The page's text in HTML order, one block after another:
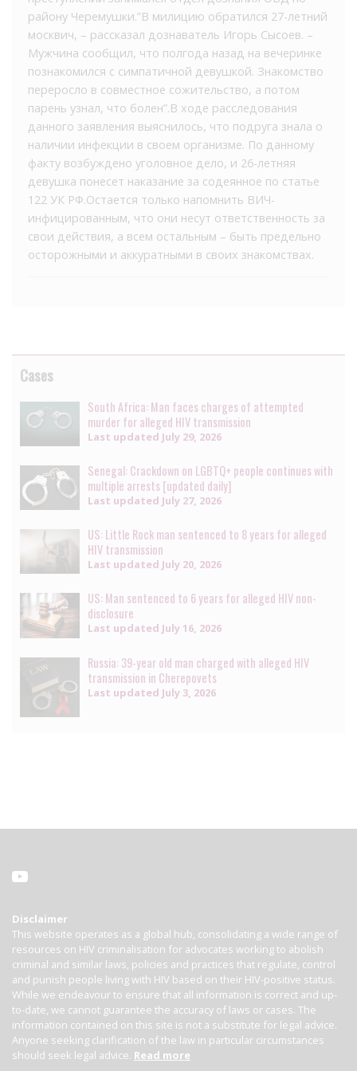
району Черемушки.”В милицию обратился 27-летний
москвич, – рассказал дознаватель Игорь Сысоев. –
Мужчина сообщил, что полгода назад на вечеринке
познакомился с симпатичной девушкой. Знакомство
переросло в совместное сожительство, а потом
парень узнал, что болен”.В ходе расследования
данного заявления выяснилось, что подруга знала о
наличии инфекции в своем организме. По данному
факту возбуждено уголовное дело, и 26-летняя
девушка понесет наказание за содеянное по статье
122 УК РФ.Остается только напомнить ВИЧ-
инфицированным, что они несут ответственность за
свои действия, а всем остальным – быть предельно
осторожными и аккуратными в своих знакомствах.
Cases
South Africa: Man faces charges of attempted
murder for alleged HIV transmission
Last updated July 29, 2026
Senegal: Crackdown on LGBTQ+ people continues with
multiple arrests [updated daily]
Last updated July 27, 2026
US: Little Rock man sentenced to 8 years for alleged
HIV transmission
Last updated July 20, 2026
US: Man sentenced to 6 years for alleged HIV non-
disclosure
Last updated July 16, 2026
Russia: 39-year old man charged with alleged HIV
transmission in Cherepovets
Last updated July 3, 2026
Disclaimer
This website operates as a global hub, consolidating a wide range of
resources on HIV criminalisation for advocates working to abolish
criminal and similar laws, policies and practices that regulate, control
and punish people living with HIV based on their HIV-positive status.
While we endeavour to ensure that all information is correct and up-
to-date, we cannot guarantee the accuracy of laws or cases. The
information contained on this site is not a substitute for legal advice.
Anyone seeking clarification of the law in particular circumstances
should seek legal advice. Read more